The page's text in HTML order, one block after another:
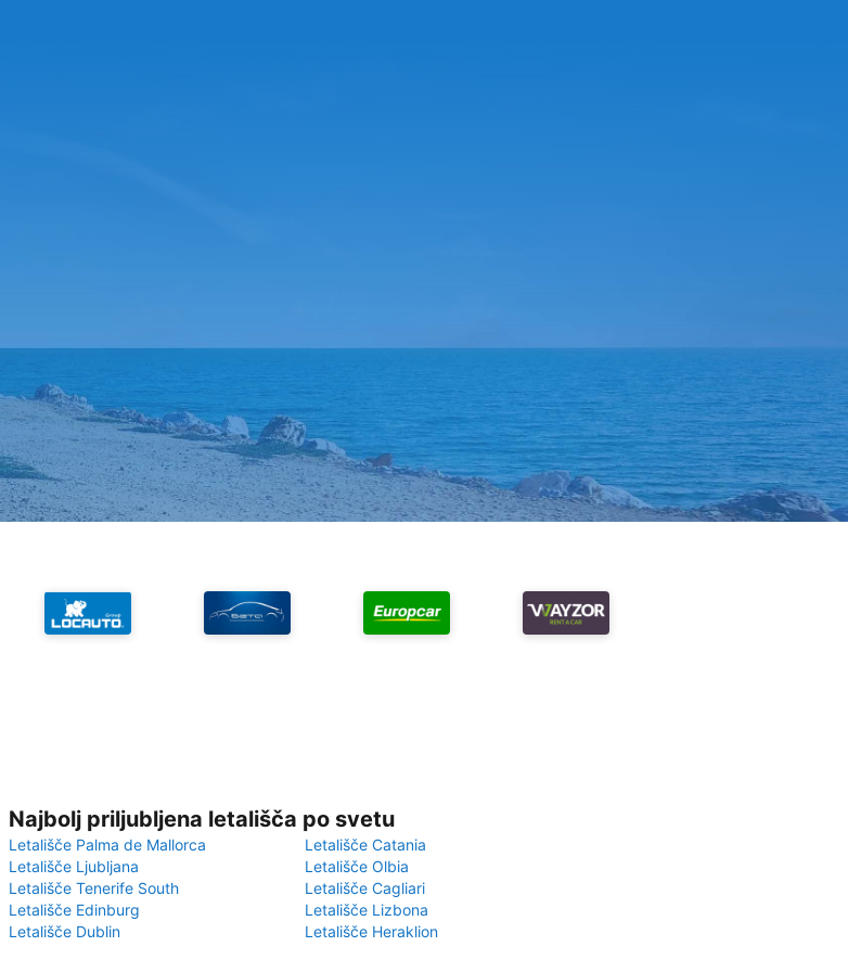
Najbolj priljubljena letališča po svetu
Letališče Palma de Mallorca
Letališče Catania
Letališče Ljubljana
Letališče Olbia
Letališče Tenerife South
Letališče Cagliari
Letališče Edinburg
Letališče Lizbona
Letališče Dublin
Letališče Heraklion